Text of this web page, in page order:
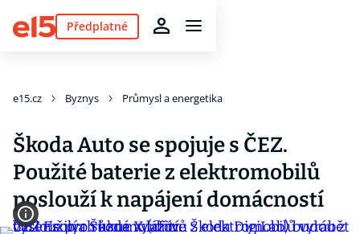
Předplatné
e15.cz Byznys Průmysl a energetika
Škoda Auto se spojuje s ČEZ.
Použité baterie z elektromobilů
poslouží k napájení domácností